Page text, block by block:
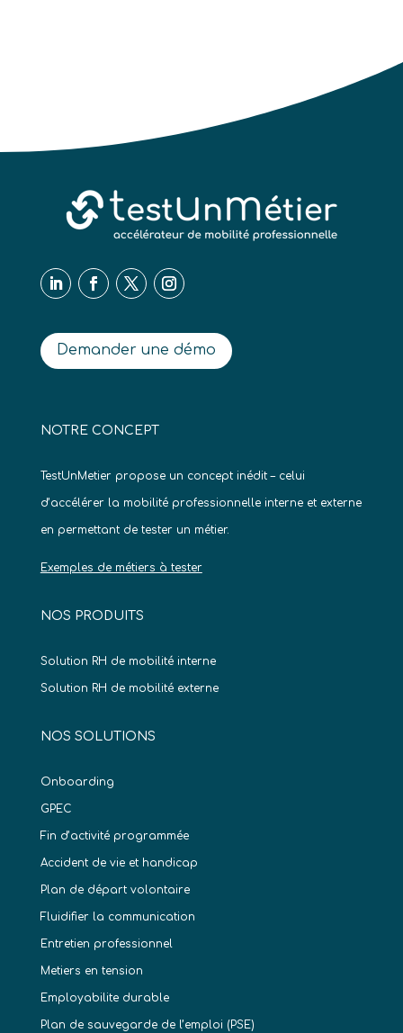
Demander une démo
NOTRE CONCEPT
TestUnMetier propose un concept inédit – celui
d’accélérer la mobilité professionnelle interne et externe
en permettant de tester un métier.
Exemples de métiers à tester
NOS PRODUITS
Solution RH de mobilité interne
Solution RH de mobilité externe
NOS SOLUTIONS
Onboarding
GPEC
Fin d’activité programmée
Accident de vie et handicap
Plan de départ volontaire
Fluidifier la communication
Entretien professionnel
Metiers en tension
Employabilite durable
Plan de sauvegarde de l’emploi (PSE)